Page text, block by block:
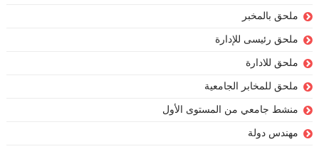
ملحق بالمخبر
ملحق رئيسى للإدارة
ملحق للادارة
ملحق للمخابر الجامعية
منشط جامعي من المستوى الأول
مهندس دولة